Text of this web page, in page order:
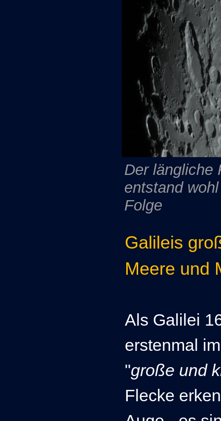
Der längliche
entstand
Folge
Galileis
Meere und
Als Galilei
erstenmal
"große und
Flecke